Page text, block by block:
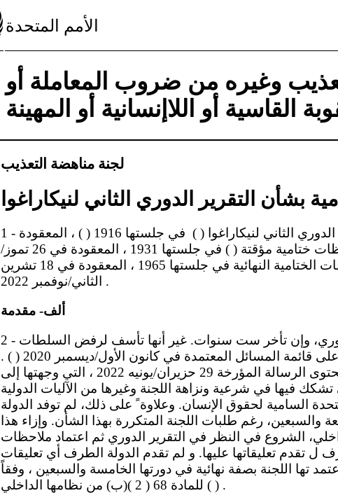
الأمم المتحدة
وغيره من ضروب المعاملة أو
القاسية أو اللاإنسانية أو المهينة
لجنة مناهضة التعذيب
بشأن التقرير الدوري الثاني لنيكاراغوا
1 - نظرت لجنة مناهضة التعذيب في التقرير الدوري الثاني لنيكاراغوا ( ) في جلستها 1916 ( ) ، المعقودة
في 14 تموز/يوليه 2022 ؛ واعتمدت ملاحظات ختامية مؤقتة ( ) في جلستها 1931 ، المعقودة في 26 تموز/
يوليه 2022 ، واعتمدت هذه الملاحظات الختامية النهائية في جلستها 1965 ، المعقودة في 18 تشرين
الثاني/نوفمبر 2022 .
ألف- مقدمة
2 - ترحب اللجنة بتقديم التقرير الدوري، وإن تأخر ست سنوات. غير أنها تأسف لرفض السلطات
النيكاراغوية صراحة ً تقديم ردودها كتابةً على قائمة المسائل المعتمدة في كانون الأول/ديسمبر 2020 ( ) .
وفي هذا الصدد، ترفض اللجنة بشدة محتوى الرسالة المؤرخة 29 حزيران/يونيه 2022 ، التي وجهتها إلى
فيها في شرعية ونزاهة اللجنة وغيرها من الآليات الدولية
السامية لحقوق الإنسان. وعلاوة ً على ذلك، لم توفد الدولة
والسبعين، رغم طلبات اللجنة المتكررة بهذا الشأن. وإزاء هذا
الشروع في النظر في التقرير الدوري ثم اعتماد ملاحظات
ل تقدم تعليقاتها عليها. و لم تقدم الدولة الطرف أي تعليقات
تها اللجنة بصفة نهائية في دورتها الخامسة والسبعين ، وفقاً
للمادة 68 ( 2 )(ب) من نظامها الداخلي ( ) .